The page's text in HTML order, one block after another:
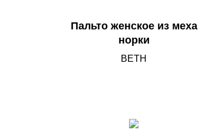
Пальто женское из меха
норки
BETH